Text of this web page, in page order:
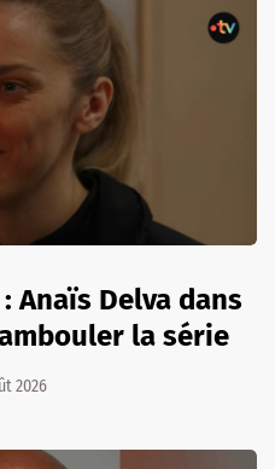
Anaïs Delva dans
la série
2026